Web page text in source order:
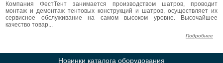
Компания ФестТент занимается производством шатров, проводит
монтаж и демонтаж тентовых конструкций и шатров, осуществляет их
сервисное обслуживание на самом высоком уровне. Высочайшее
качество товар...
Подробнее
Новинки каталога оборудования